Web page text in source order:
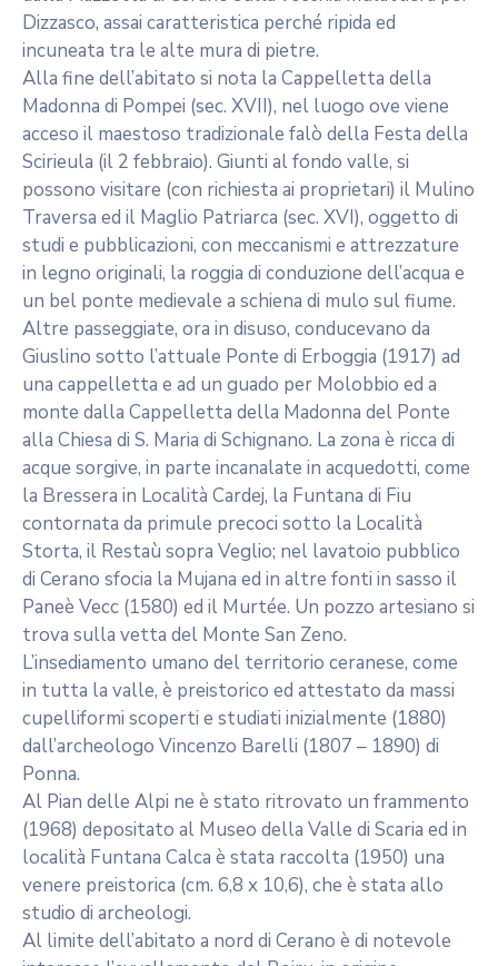
Dizzasco, assai caratteristica perché ripida ed
incuneata tra le alte mura di pietre.
Alla fine dell’abitato si nota la Cappelletta della
Madonna di Pompei (sec. XVII), nel luogo ove viene
acceso il maestoso tradizionale falò della Festa della
Scirieula (il 2 febbraio). Giunti al fondo valle, si
possono visitare (con richiesta ai proprietari) il Mulino
Traversa ed il Maglio Patriarca (sec. XVI), oggetto di
studi e pubblicazioni, con meccanismi e attrezzature
in legno originali, la roggia di conduzione dell’acqua e
un bel ponte medievale a schiena di mulo sul fiume.
Altre passeggiate, ora in disuso, conducevano da
Giuslino sotto l’attuale Ponte di Erboggia (1917) ad
una cappelletta e ad un guado per Molobbio ed a
monte dalla Cappelletta della Madonna del Ponte
alla Chiesa di S. Maria di Schignano. La zona è ricca di
acque sorgive, in parte incanalate in acquedotti, come
la Bressera in Località Cardej, la Funtana di Fiu
contornata da primule precoci sotto la Località
Storta, il Restaù sopra Veglio; nel lavatoio pubblico
di Cerano sfocia la Mujana ed in altre fonti in sasso il
Paneè Vecc (1580) ed il Murtée. Un pozzo artesiano si
trova sulla vetta del Monte San Zeno.
L’insediamento umano del territorio ceranese, come
in tutta la valle, è preistorico ed attestato da massi
cupelliformi scoperti e studiati inizialmente (1880)
dall’archeologo Vincenzo Barelli (1807 – 1890) di
Ponna.
Al Pian delle Alpi ne è stato ritrovato un frammento
(1968) depositato al Museo della Valle di Scaria ed in
località Funtana Calca è stata raccolta (1950) una
venere preistorica (cm. 6,8 x 10,6), che è stata allo
studio di archeologi.
Al limite dell’abitato a nord di Cerano è di notevole